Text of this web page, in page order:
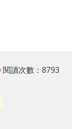
閱讀次數：8793